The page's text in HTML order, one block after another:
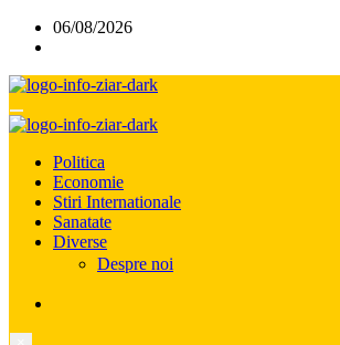
06/08/2026
Politica
Economie
Stiri Internationale
Sanatate
Diverse
Despre noi